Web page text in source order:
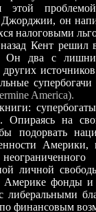
этой
Джорджии, он
налоговыми
Кент решил
Он два с
America).
Опираясь на
подорвать
Америки,
личной
фонды и
либеральными
финансовым